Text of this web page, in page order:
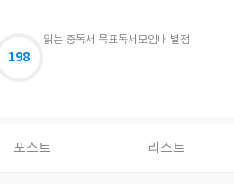
읽는 중독서 목표독서모임내 별점
198
포스트 리스트